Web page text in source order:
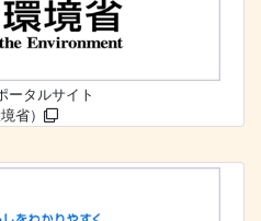
ータルサイト
境省）